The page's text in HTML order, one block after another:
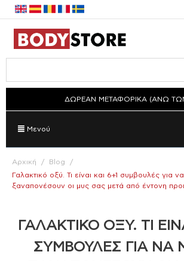
ΔΩΡΕΑΝ ΜΕΤΑΦΟΡΙΚΑ (ΑΝΩ
Μενού
Αρχική / Blog
/
Γαλακτικό οξύ. Τι είναι και 6+1 συμβουλές για
ξαναπονέσουν οι μυς σας μετά από έντονη
ΓΑΛΑΚΤΙΚΌ ΟΞΎ. ΤΙ
ΣΥΜΒΟΥΛΈΣ ΓΙΑ ΝΑ